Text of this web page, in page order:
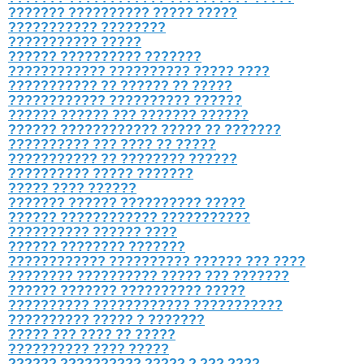
??????? ?????????? ????? ?????
??????????? ????????
??????????? ?????
?????? ?????????? ???????
???????????? ?????????? ????? ????
??????????? ?? ?????? ?? ?????
???????????? ?????????? ??????
?????? ?????? ??? ??????? ??????
?????? ???????????? ????? ?? ???????
?????????? ??? ???? ?? ?????
??????????? ?? ???????? ??????
?????????? ????? ???????
????? ???? ??????
??????? ?????? ?????????? ?????
?????? ???????????? ???????????
?????????? ?????? ????
?????? ???????? ???????
???????????? ?????????? ?????? ??? ????
???????? ?????????? ????? ??? ???????
?????? ??????? ?????????? ?????
?????????? ???????????? ???????????
?????????? ????? ? ???????
????? ??? ???? ?? ?????
?????????? ???? ?????